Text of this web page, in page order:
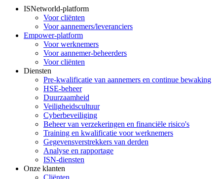
ISNetworld-platform
Voor cliënten
Voor aannemers/leveranciers
Empower-platform
Voor werknemers
Voor aannemer-beheerders
Voor cliënten
Diensten
Pre-kwalificatie van aannemers en continue bewaking
HSE-beheer
Duurzaamheid
Veiligheidscultuur
Cyberbeveiliging
Beheer van verzekeringen en financiële risico's
Training en kwalificatie voor werknemers
Gegevensverstrekkers van derden
Analyse en rapportage
ISN-diensten
Onze klanten